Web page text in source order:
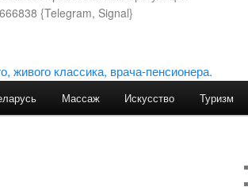
{Telegram, Signal}
Массаж Искусство Туризм